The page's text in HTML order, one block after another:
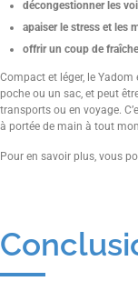
décongestionner les
apaiser le stress et les
offrir un coup de
Compact et léger, le
poche ou un sac, et peut
transports ou en voyage.
à portée de main à tout
Pour en savoir plus, vous